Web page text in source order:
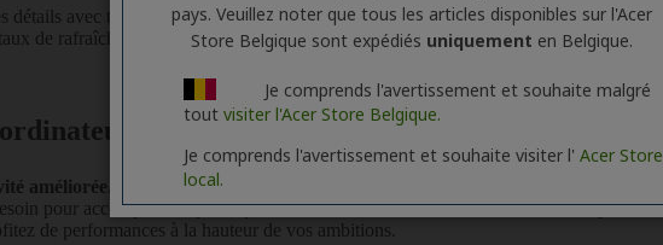
pays. Veuillez noter que tous les articles disponibles sur l'Acer
Store Belgique sont expédiés uniquement en Belgique.
Je comprends l'avertissement et souhaite malgré
tout visiter l'Acer Store Belgique.
Je comprends l'avertissement et souhaite visiter l' Acer Store
local.